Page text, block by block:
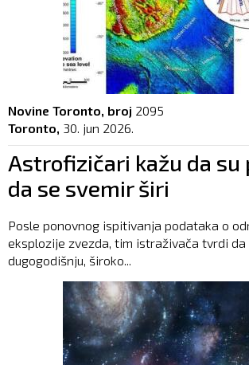
Novine Toronto, broj 2095
Toronto, 30. jun 2026.
Astrofizičari kažu da
da se svemir širi
Posle ponovnog ispitivanja podataka o
eksplozije zvezda, tim istraživača tvrdi
dugogodišnju, široko...